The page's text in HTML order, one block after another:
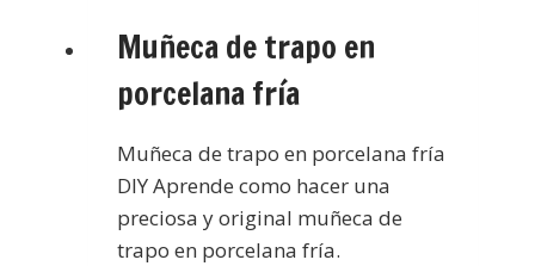
Muñeca de trapo en
porcelana fría
Muñeca de trapo en porcelana fría
DIY Aprende como hacer una
preciosa y original muñeca de
trapo en porcelana fría.